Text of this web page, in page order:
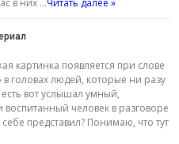
картинка появляется при слове
в головах людей, которые ни разу
вот услышал умный,
человек в разговоре
представил? Понимаю, что тут